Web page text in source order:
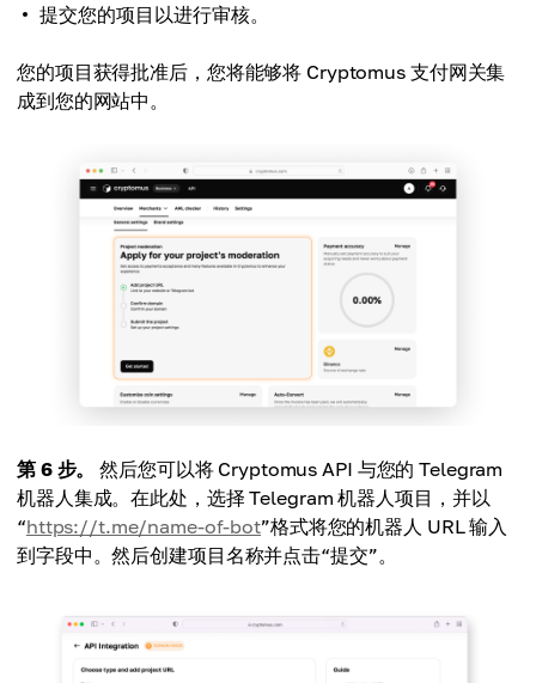
提交您的项目以进行审核。
您的项目获得批准后，您将能够将 Cryptomus 支付网关集
成到您的网站中。
第 6 步。
然后您可以将 Cryptomus API 与您的 Telegram
机器人集成。在此处，选择 Telegram 机器人项目，并以
“https://t.me/name-of-bot”格式将您的机器人 URL 输入
到字段中。然后创建项目名称并点击“提交”。